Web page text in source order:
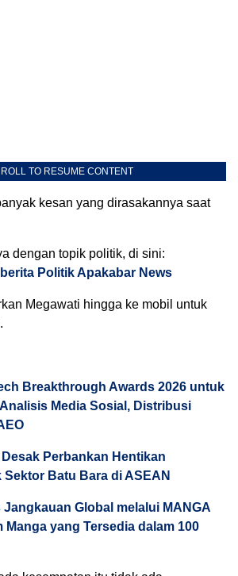
TO RESUME CONTENT
kesan yang dirasakannya saat
dengan topik politik, di sini:
Politik Apakabar News
Megawati hingga ke mobil untuk
Breakthrough Awards 2026 untuk
Media Sosial, Distribusi
Perbankan Hentikan
Batu Bara di ASEAN
Global melalui MANGA
Manga yang Tersedia dalam 100